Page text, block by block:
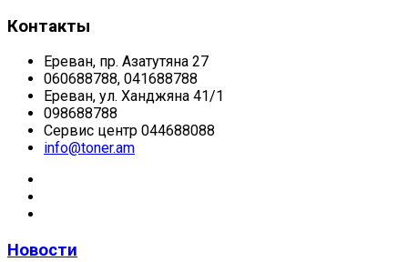
Контакты
Ереван, пр. Азатутяна 27
060688788, 041688788
Ереван, ул. Ханджяна 41/1
098688788
Сервис центр 044688088
info@toner.am
Новости